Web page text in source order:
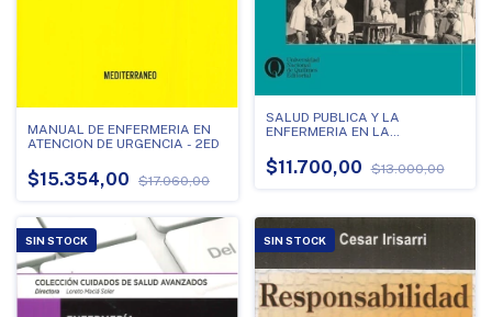
MANUAL DE ENFERMERIA EN
ATENCION DE URGENCIA - 2ED
$15.354,00 $17.060,00
SALUD PUBLICA Y LA
ENFERMERIA EN LA
$11.700,00 $13.000,00
SIN STOCK SIN STOCK